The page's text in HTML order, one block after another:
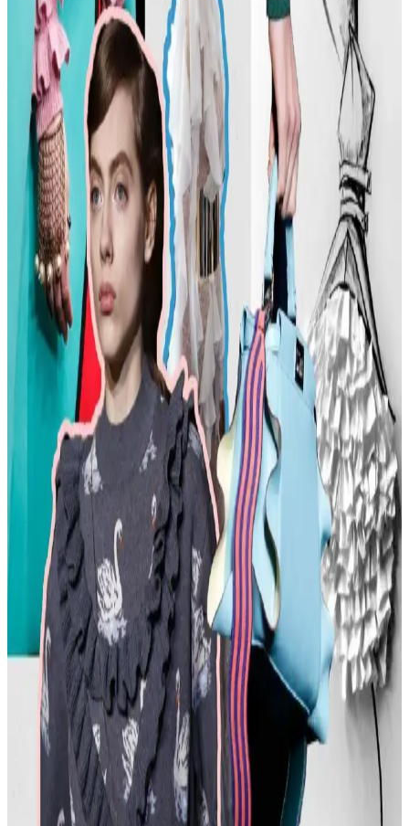
Moda ve stil, kişisel tercihlere göre şekillenir. Vücut tipine uygun
kıyafet seçimi, günlük kombin önerileri ve rahat ayakkabı
markalarıyla şıklığı yakalayın. İkinci el lüks ürün alımında dikkat
edilmesi gerekenler burada.
Kadın Modasında Beden Tipi, Sürdürülebilirlik ve
Mevsime Uygun Stil Önerileri
Kadın modasında beden tipine uygun kıyafet seçimi, sürdürülebilir
markalar ve mevsimsel kombin önerileri ele alınmaktadır. Estetik ve
konforu birleştiren pratik stil yaklaşımları sunulmaktadır.
Kadın Moda Tavsiyeleri: Günlük Stil Önerileri,
Vücut Şekline Uygun Giysiler ve Kombin İpuçları
Kadın modasında renk uyumu, vücut şekline uygun giysiler, rahat
ayakkabılar ve aksesuar seçimi gibi konularda pratik öneriler
sunulmaktadır. Stil ikonlarından ilham alınarak sürdürülebilir moda
tercihleri vurgulanıyor.
Kemer Tokalarının Moda ve Kültürel Anlamları:
Şehir ve Kırsal Alanlarda Algı Farkları
Kemer tokaları, kırsal ve şehir kültürlerinde farklı anlamlar taşır.
Kırsal bölgelerde başarı simgesi olan büyük tokalar, şehirlerde sade
ve uyumlu tasarımlarla tercih edilir. Stil ve özgüven belirleyicidir.
Moda Mikrotrendleri: Geçmişten Günümüze Sevilen
ve Hâlâ Tercih Edilen Parçalar
Moda mikrotrendleri genellikle kısa ömürlü olsa da bazı parçalar,
nostalji ve kişisel stil nedeniyle uzun yıllar tercih edilmeye devam
ediyor. Bu yazı, Reddit deneyimleriyle bu trendleri inceliyor.
Kavisli Vücut Tipleri İçin Doğru Kumaş ve
Kesimlerle Yapısal Moda Rehberi
Kavisli vücut tiplerine uygun yapısal moda seçimlerinde doğru
kumaş, kesim ve stil detayları önemlidir. Terzi hizmeti ve uygun
markalarla estetik ve rahat kıyafetler elde edilir.
Günlük Moda Soruları ve Pratik Stil Önerileri:
Rahatlık ve Şıklık Dengesi
Moda ve stil, kişisel tercihler ve çevresel ihtiyaçlarla şekillenir. Ev
giyimi, iş görüşmesi, mevsimlik kıyafetler ve vücut tipine uygun
önerilerle günlük şıklık ve rahatlık dengelenir.